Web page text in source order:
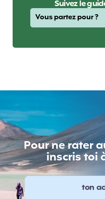
Suivez le
Pour ne rater
inscris toi